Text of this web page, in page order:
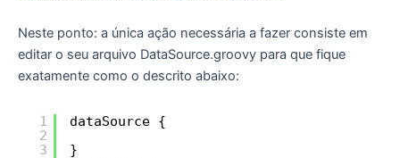
Neste ponto: a única ação necessária a fazer consiste em
editar o seu arquivo DataSource.groovy para que fique
exatamente como o descrito abaixo:
1
2
3
dataSource {
}